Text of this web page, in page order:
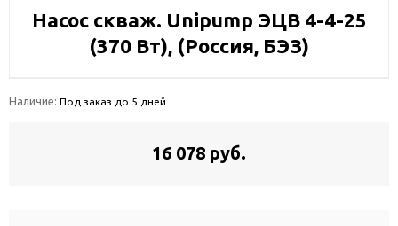
Насос скваж. Unipump ЭЦВ 4-4-25
(370 Вт), (Россия, БЭЗ)
Наличие: Под заказ до 5 дней
16 078 руб.